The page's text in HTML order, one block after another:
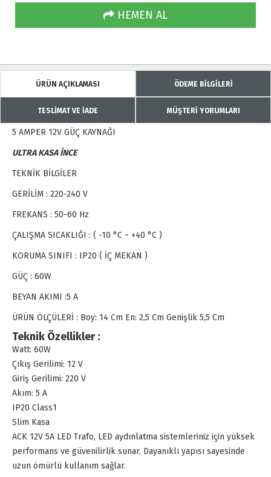
HEMEN AL
ÜRÜN AÇIKLAMASI ÖDEME BİLGİLERİ
TESLİMAT VE İADE MÜŞTERİ YORUMLARI
5 AMPER 12V GÜÇ KAYNAĞI
ULTRA KASA İNCE
TEKNİK BİLGİLER
GERİLİM : 220-240 V
FREKANS : 50-60 Hz
ÇALIŞMA SICAKLIĞI : ( -10 °C ~ +40 °C )
KORUMA SINIFI : IP20 ( İÇ MEKAN )
GÜÇ : 60W
BEYAN AKIMI :5 A
ÜRÜN ÖLÇÜLERİ : Boy: 14 Cm En: 2,5 Cm Genişlik 5,5 Cm
Teknik Özellikler :
Watt: 60W
Çıkış Gerilimi: 12 V
Giriş Gerilimi: 220 V
Akım: 5 A
IP20 Class1
Slim Kasa
ACK 12V 5A LED Trafo, LED aydınlatma sistemleriniz için yüksek
performans ve güvenilirlik sunar. Dayanıklı yapısı sayesinde
uzun ömürlü kullanım sağlar.